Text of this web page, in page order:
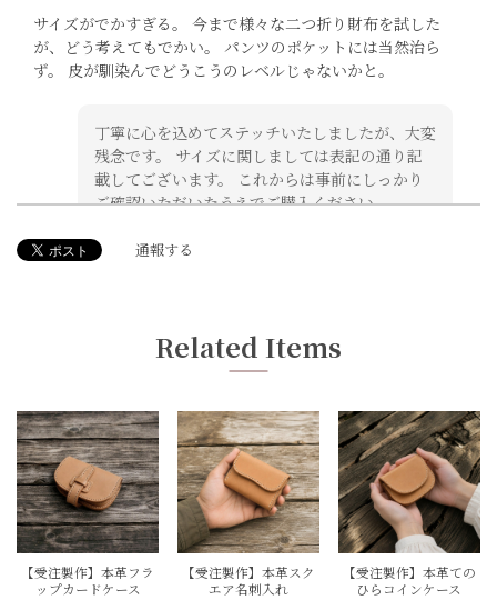
サイズがでかすぎる。 今まで様々な二つ折り財布を試した
が、どう考えてもでかい。 パンツのポケットには当然治ら
ず。 皮が馴染んでどうこうのレベルじゃないかと。
丁寧に心を込めてステッチいたしましたが、大変
残念です。 サイズに関しましては表記の通り記
載してございます。 これからは事前にしっかり
ご確認いただいたうえでご購入ください。
す‼末永く大事に使わせていただきます。 この度はありがと
うございました。
このたびはありがとうございました！ 長く使っ
ていただけたら嬉しいです。 パートナーとして
よろしくお願いいたします。
通報する
Related Items
【受注製作】本革フラ
ップカードケース
【受注製作】本革スク
エア名刺入れ
【受注製作】本革ての
ひらコインケース